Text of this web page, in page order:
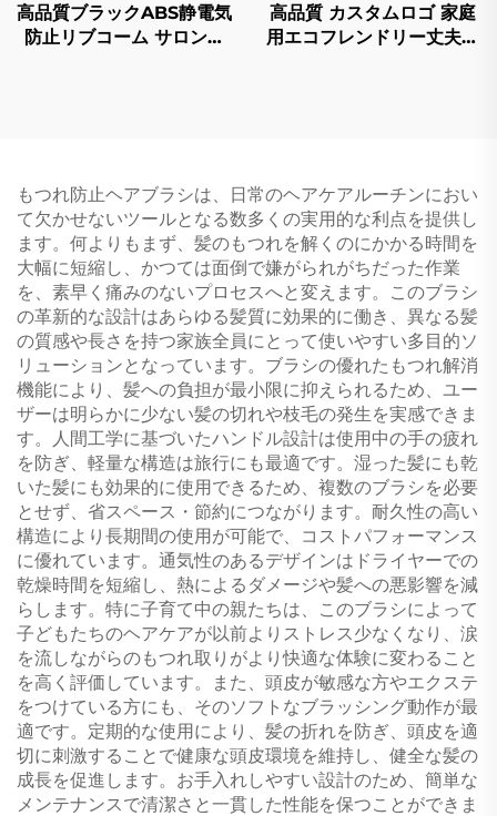
高品質ブラックABS静電気
防止リブコーム サロン用
高品質 カスタムロゴ 家庭
用エコフレンドリー丈夫な
もつれ防止ヘアブラシは、日常のヘアケアルーチンにおい
て欠かせないツールとなる数多くの実用的な利点を提供し
ます。何よりもまず、髪のもつれを解くのにかかる時間を
大幅に短縮し、かつては面倒で嫌がられがちだった作業
を、素早く痛みのないプロセスへと変えます。このブラシ
の革新的な設計はあらゆる髪質に効果的に働き、異なる髪
の質感や長さを持つ家族全員にとって使いやすい多目的ソ
リューションとなっています。ブラシの優れたもつれ解消
機能により、髪への負担が最小限に抑えられるため、ユー
ザーは明らかに少ない髪の切れや枝毛の発生を実感できま
す。人間工学に基づいたハンドル設計は使用中の手の疲れ
を防ぎ、軽量な構造は旅行にも最適です。湿った髪にも乾
いた髪にも効果的に使用できるため、複数のブラシを必要
とせず、省スペース・節約につながります。耐久性の高い
構造により長期間の使用が可能で、コストパフォーマンス
に優れています。通気性のあるデザインはドライヤーでの
乾燥時間を短縮し、熱によるダメージや髪への悪影響を減
らします。特に子育て中の親たちは、このブラシによって
子どもたちのヘアケアが以前よりストレス少なくなり、涙
を流しながらのもつれ取りがより快適な体験に変わること
を高く評価しています。また、頭皮が敏感な方やエクステ
をつけている方にも、そのソフトなブラッシング動作が最
適です。定期的な使用により、髪の折れを防ぎ、頭皮を適
切に刺激することで健康な頭皮環境を維持し、健全な髪の
成長を促進します。お手入れしやすい設計のため、簡単な
メンテナンスで清潔さと一貫した性能を保つことができま